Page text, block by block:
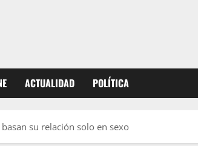
ACTUALIDAD POLÍTICA
su relación solo en sexo